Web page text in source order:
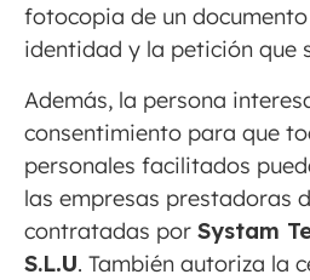
fotocopia de un
identidad y la petición que
Además, la persona
consentimiento para que
personales facilitados
las empresas prestadoras
contratadas por Systam
S.L.U. También autoriza la